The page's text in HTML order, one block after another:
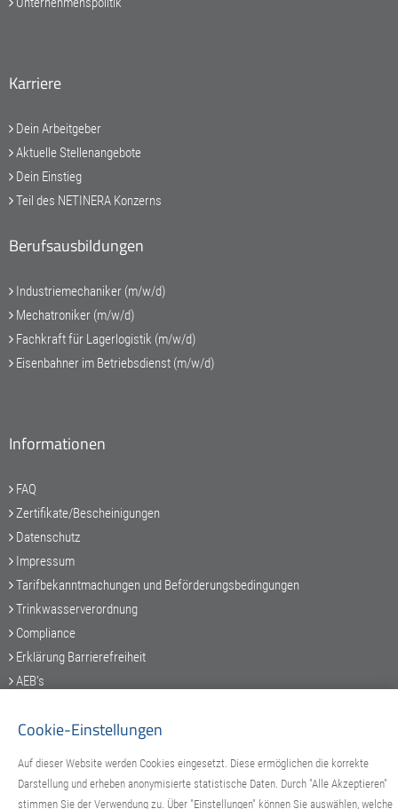
Karriere
Dein Arbeitgeber
Aktuelle Stellenangebote
Dein Einstieg
Teil des NETINERA Konzerns
Berufsausbildungen
Industriemechaniker (m/w/d)
Mechatroniker (m/w/d)
Fachkraft für Lagerlogistik (m/w/d)
Eisenbahner im Betriebsdienst (m/w/d)
Informationen
FAQ
Zertifikate/Bescheinigungen
Datenschutz
Impressum
Tarifbekanntmachungen und Beförderungsbedingungen
Trinkwasserverordnung
Compliance
Erklärung Barrierefreiheit
AEB's
Service-Hotline
Cookie-Einstellungen
Auf dieser Website werden Cookies eingesetzt. Diese ermöglichen die korrekte
Darstellung und erheben anonymisierte statistische Daten. Durch "Alle Akzeptieren"
stimmen Sie der Verwendung zu. Über "Einstellungen" können Sie auswählen, welche